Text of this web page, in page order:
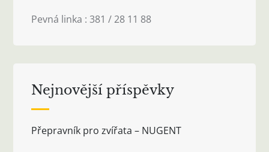
Pevná linka : 381 / 28 11 88
Nejnovější příspěvky
Přepravník pro zvířata – NUGENT